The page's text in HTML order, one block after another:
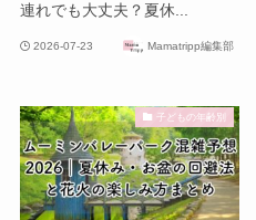
連れでも大丈夫？夏休...
2026-07-23 Mamatripp編集部
子どもの年齢別